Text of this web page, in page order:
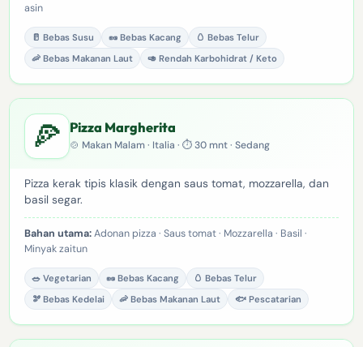
asin
🥛 Bebas Susu 🥜 Bebas Kacang
🥚 Bebas Telur
🦐 Bebas Makanan Laut
🥑 Rendah Karbohidrat / Keto
🍕 Pizza Margherita
🍲 Makan Malam · Italia · ⏱ 30 mnt · Sedang
Pizza kerak tipis klasik dengan saus tomat, mozzarella, dan
basil segar.
Bahan utama:Adonan pizza · Saus tomat · Mozzarella · Basil ·
Minyak zaitun
🥗 Vegetarian 🥜 Bebas Kacang
🥚 Bebas Telur
🫘 Bebas Kedelai
🦐 Bebas Makanan Laut 🐟 Pescatarian